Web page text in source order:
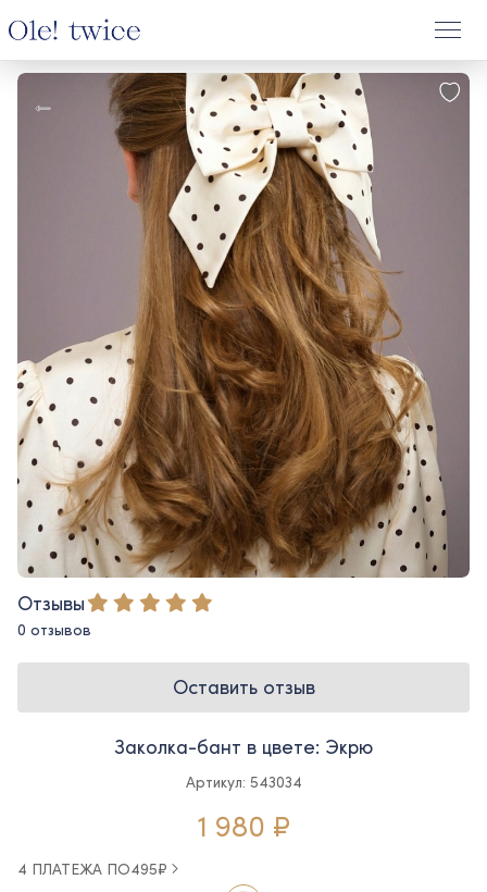
Отзывы
0 отзывов
Оставить отзыв
Заколка-бант в цвете: Экрю
Артикул: 543034
1 980 ₽
4 ПЛАТЕЖА ПО495₽